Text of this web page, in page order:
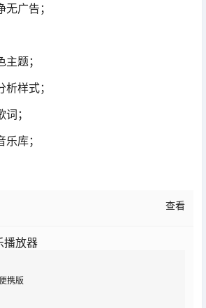
广告；
题；
样式；
；
库；
查看
播放器
携版